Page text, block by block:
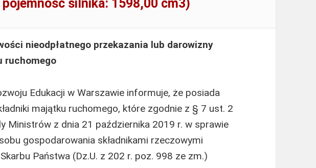
silnika: 1598,00 cm3)
nieodpłatnego przekazania lub darowizny
ruchomego
Edukacji w Warszawie informuje, że posiada
majątku ruchomego, które zgodnie z § 7 ust. 2
Ministrów z dnia 21 października 2019 r. w sprawie
gospodarowania składnikami rzeczowymi
Państwa (Dz.U. z 202 r. poz. 998 ze zm.)